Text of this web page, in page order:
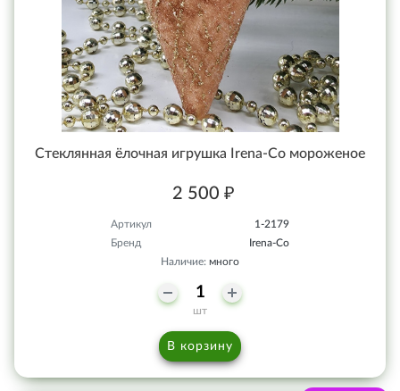
Стеклянная ёлочная игрушка Irena-Co мороженое
2 500 ₽
Артикул
1-2179
Бренд
Irena-Co
Наличие: много
шт
В корзину